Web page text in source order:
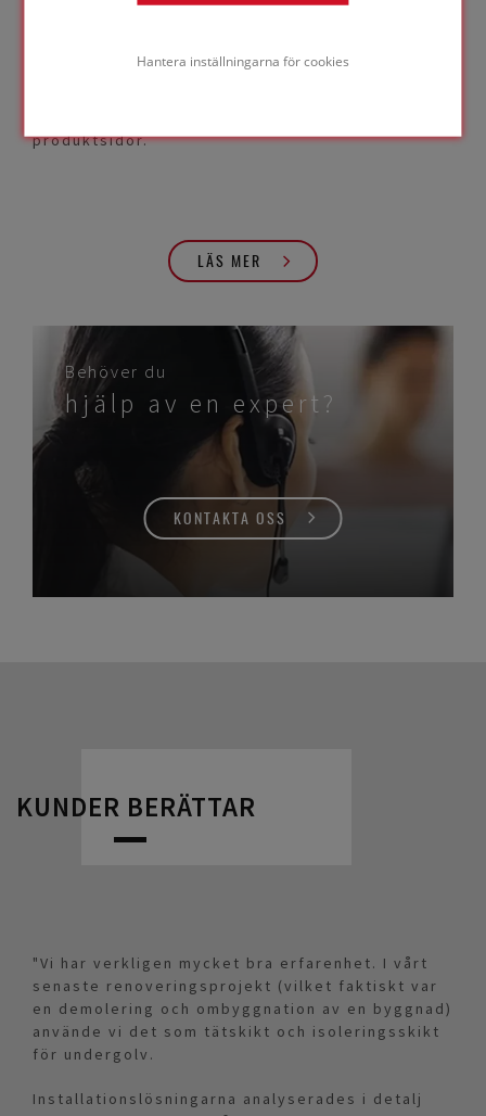
Hantera inställningarna för cookies
värmemotstånd, tryckhållfasthet och
produktsidor.
LÄS MER
Behöver du
hjälp av en expert?
KONTAKTA OSS
KUNDER BERÄTTAR
"Vi har verkligen mycket bra erfarenhet. I vårt
senaste renoveringsprojekt (vilket faktiskt var
en demolering och ombyggnation av en byggnad)
använde vi det som tätskikt och isoleringsskikt
för undergolv.
Installationslösningarna analyserades i detalj